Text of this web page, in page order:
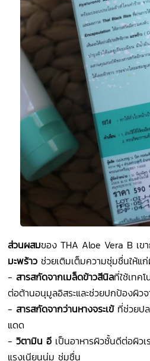
ส่วนผสมของ THA Aloe Vera B เ
มะพร้าว ช่วยเติมเต็มความชุ่มชื่นให้แ
-สารสกัดจากเมล็ดข้าวสีนิลที่ใช้เทค
ต่อต้านอนุมูลอิสระและช่วยปกป้องผิว
- สารสกัดจากว่านหางจระเข้ที่ช่วยปล
แดด
-วิตามิน อี เป็นอาหารผิวชั้นดีต่อผิวเ
แรงเนียนนุ่ม ชุ่มชื่น